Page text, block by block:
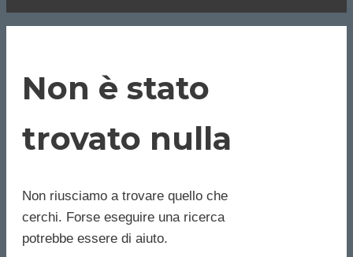
Non è stato
trovato nulla
Non riusciamo a trovare quello che
cerchi. Forse eseguire una ricerca
potrebbe essere di aiuto.